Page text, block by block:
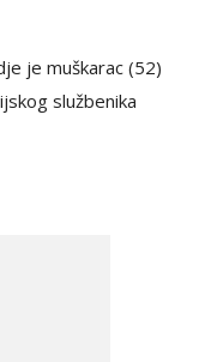
je muškarac (52)
službenika